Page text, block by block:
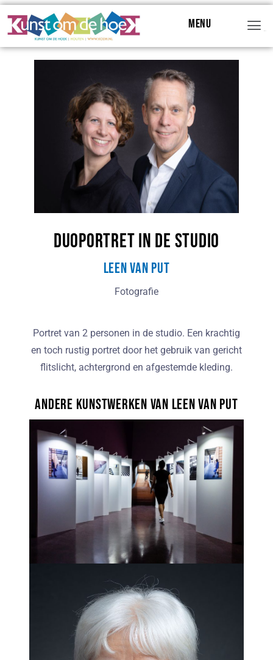
Menu
Duoportret in de studio
Leen van Put
Fotografie
Portret van 2 personen in de studio. Een krachtig
en toch rustig portret door het gebruik van gericht
flitslicht, achtergrond en afgestemde kleding.
Andere kunstwerken van Leen van Put